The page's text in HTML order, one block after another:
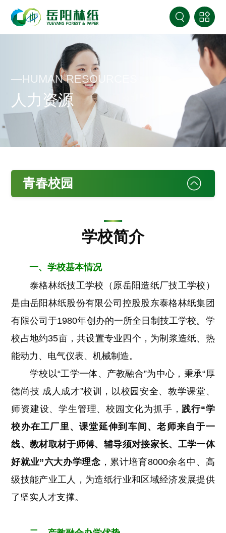
—HUMAN RESOURCES
人力资源
青春校园
学校简介
一、学校基本情况
泰格林纸技工学校（原岳阳造纸厂技工学校）
是由岳阳林纸股份有限公司控股股东泰格林纸集团
有限公司于1980年创办的一所全日制技工学校。学
校占地约35亩，共设置专业四个，为制浆造纸、热
能动力、电气仪表、机械制造。
学校以“工学一体、产教融合”为中心，秉承“厚
德尚技 成人成才”校训，以校园安全、教学课堂、
师资建设、学生管理、校园文化为抓手， 践行“学
校办在工厂里、课堂延伸到车间、老师来自于一
线、教材取材于师傅、辅导须对接家长、工学一体
好就业”六大办学理念 ，累计培育8000余名中、高
级技能产业工人，为造纸行业和区域经济发展提供
了坚实人才支撑。